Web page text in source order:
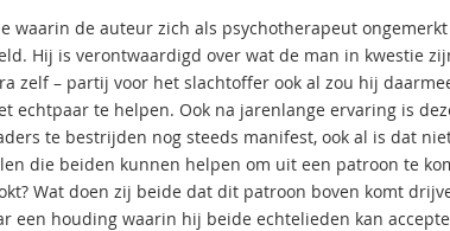
waarin de auteur zich als psychotherapeut
Hij is verontwaardigd over wat de man in kwestie
zelf – partij voor het slachtoffer ook al zou hij
echtpaar te helpen. Ook na jarenlange ervaring is
te bestrijden nog steeds manifest, ook al is dat
die beiden kunnen helpen om uit een patroon te
Wat doen zij beide dat dit patroon boven komt
een houding waarin hij beide echtelieden kan